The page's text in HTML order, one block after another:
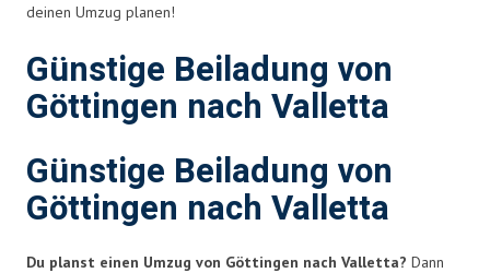
deinen Umzug planen!
Günstige Beiladung von
Göttingen nach Valletta
Günstige Beiladung von
Göttingen nach Valletta
Du planst einen Umzug von Göttingen nach Valletta? Dann